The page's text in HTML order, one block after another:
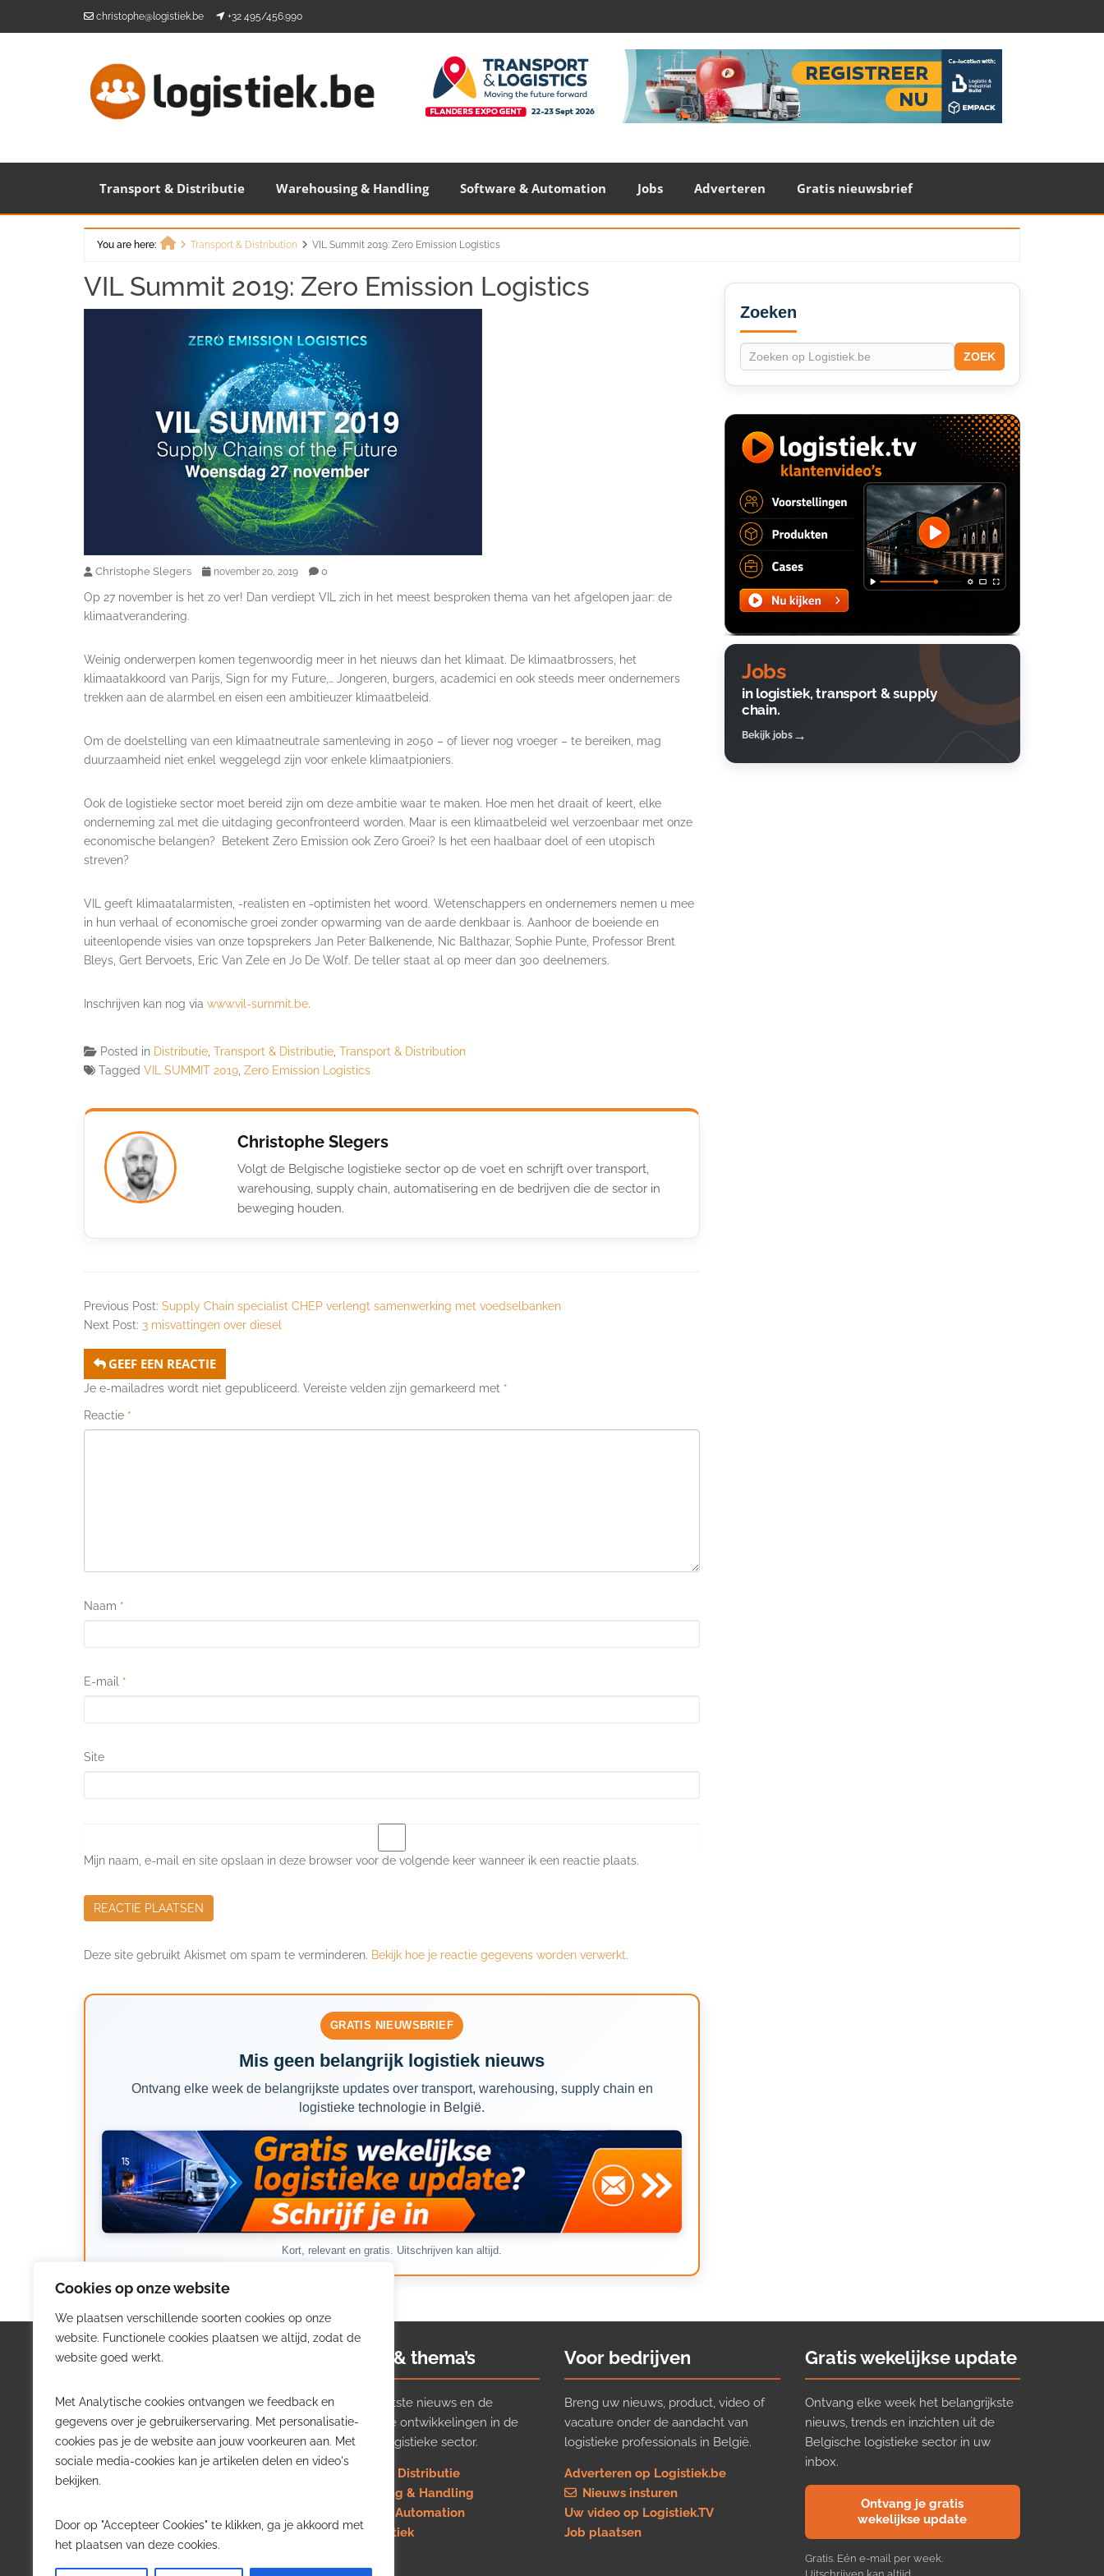
Cookies op onze website
We plaatsen verschillende soorten cookies op onze
website. Functionele cookies plaatsen we altijd, zodat de
website goed werkt.
Met Analytische cookies ontvangen we feedback en
gegevens over je gebruikerservaring. Met personalisatie-
cookies pas je de website aan jouw voorkeuren aan. Met
sociale media-cookies kan je artikelen delen en video's
bekijken.
Door op "Accepteer Cookies" te klikken, ga je akkoord met
het plaatsen van deze cookies.
christophe@logistiek.be +32 495/456.990
Transport & Distributie Warehousing & Handling Software & Automation Jobs Adverteren Gratis nieuwsbrief
You are here:
Transport & Distribution VIL Summit 2019: Zero Emission Logistics
VIL Summit 2019: Zero Emission Logistics
Christophe Slegers november 20, 2019 0
Op 27 november is het zo ver! Dan verdiept VIL zich in het meest besproken thema van het afgelopen jaar: de
klimaatverandering.
Weinig onderwerpen komen tegenwoordig meer in het nieuws dan het klimaat. De klimaatbrossers, het
klimaatakkoord van Parijs, Sign for my Future,… Jongeren, burgers, academici en ook steeds meer ondernemers
trekken aan de alarmbel en eisen een ambitieuzer klimaatbeleid.
Om de doelstelling van een klimaatneutrale samenleving in 2050 – of liever nog vroeger – te bereiken, mag
duurzaamheid niet enkel weggelegd zijn voor enkele klimaatpioniers.
Ook de logistieke sector moet bereid zijn om deze ambitie waar te maken. Hoe men het draait of keert, elke
onderneming zal met die uitdaging geconfronteerd worden. Maar is een klimaatbeleid wel verzoenbaar met onze
economische belangen? Betekent Zero Emission ook Zero Groei? Is het een haalbaar doel of een utopisch
streven?
VIL geeft klimaatalarmisten, -realisten en -optimisten het woord. Wetenschappers en ondernemers nemen u mee
in hun verhaal of economische groei zonder opwarming van de aarde denkbaar is. Aanhoor de boeiende en
uiteenlopende visies van onze topsprekers Jan Peter Balkenende, Nic Balthazar, Sophie Punte, Professor Brent
Bleys, Gert Bervoets, Eric Van Zele en Jo De Wolf. De teller staat al op meer dan 300 deelnemers.
Inschrijven kan nog via www.vil-summit.be.
Posted in Distributie Transport & Distributie Transport & Distribution
Tagged VIL SUMMIT 2019 Zero Emission Logistics
Christophe Slegers
Volgt de Belgische logistieke sector op de voet en schrijft over transport,
warehousing, supply chain, automatisering en de bedrijven die de sector in
beweging houden.
Previous Post: Supply Chain specialist CHEP verlengt samenwerking met voedselbanken
Next Post: 3 misvattingen over diesel
GEEF EEN REACTIE
Je e-mailadres wordt niet gepubliceerd. Vereiste velden zijn gemarkeerd met *
Reactie *
Naam *
E-mail *
Site
Mijn naam, e-mail en site opslaan in deze browser voor de volgende keer wanneer ik een reactie plaats.
Deze site gebruikt Akismet om spam te verminderen. Bekijk hoe je reactie gegevens worden verwerkt.
GRATIS NIEUWSBRIEF
Mis geen belangrijk logistiek nieuws
Ontvang elke week de belangrijkste updates over transport, warehousing, supply chain en
logistieke technologie in België.
Kort, relevant en gratis. Uitschrijven kan altijd.
Secondary
Sidebar
Zoeken
ZOEK
Jobs
in logistiek, transport & supply
chain.
Bekijk jobs
Logistiek.be
Logistiek.be brengt dagelijks nieuws,
trends en praktijkverhalen over
transport, warehousing, supply chain
en automatisering in België.
willen volgen.
Nieuws & thema’s
Volg het laatste nieuws en de
belangrijkste ontwikkelingen in de
Belgische logistieke sector.
Transport & Distributie
Warehousing & Handling
Software & Automation
Job in logistiek
Voor bedrijven
Breng uw nieuws, product, video of
vacature onder de aandacht van
logistieke professionals in België.
Adverteren op Logistiek.be
Nieuws insturen
Uw video op Logistiek.TV
Job plaatsen
Gratis wekelijkse update
Ontvang elke week het belangrijkste
nieuws, trends en inzichten uit de
Belgische logistieke sector in uw
inbox.
Ontvang je gratis
wekelijkse update
Gratis. Eén e-mail per week.